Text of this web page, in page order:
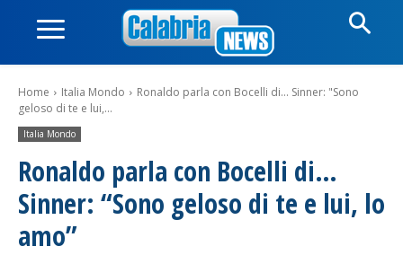
Home Italia Mondo
Ronaldo parla con Bocelli di... Sinner: "Sono
geloso di te e lui,...
Italia Mondo
Ronaldo parla con Bocelli di…
Sinner: “Sono geloso di te e lui, lo
amo”